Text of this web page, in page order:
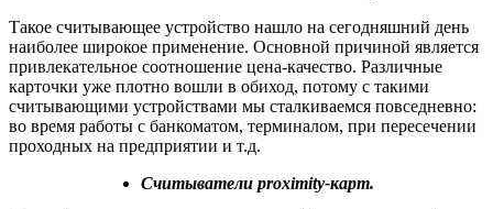
Такое считывающее устройство нашло на сегодняшний день
наиболее широкое применение. Основной причиной является
привлекательное соотношение цена-качество. Различные
карточки уже плотно вошли в обиход, потому с такими
считывающими устройствами мы сталкиваемся повседневно:
во время работы с банкоматом, терминалом, при пересечении
проходных на предприятии и т.д.
Считыватели proximity-карт.